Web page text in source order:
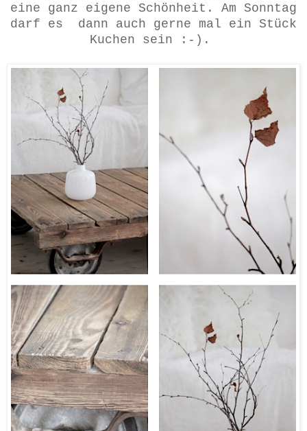
eine ganz eigene Schönheit. Am Sonntag
darf es dann auch gerne mal ein Stück
Kuchen sein :-).